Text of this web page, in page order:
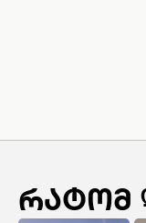
რატომ